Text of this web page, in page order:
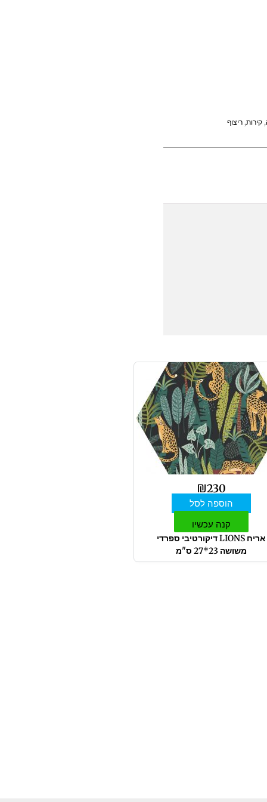
,קירות,ריצוף
₪230
הוספה לסל
קנה עכשיו
אריח LIONS דיקורטיבי ספרדי
משושה 23*27 ס"מ